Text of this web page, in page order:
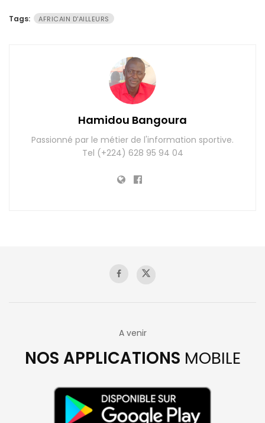
Tags: AFRICAIN D'AILLEURS
Hamidou Bangoura
Passionné par le métier de l'information sportive.
Tel (+224) 628 95 94 04
A venir
NOS APPLICATIONS MOBILE